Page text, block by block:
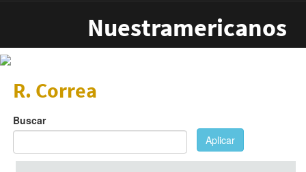
Nuestramericanos
R. Correa
Buscar
Aplicar